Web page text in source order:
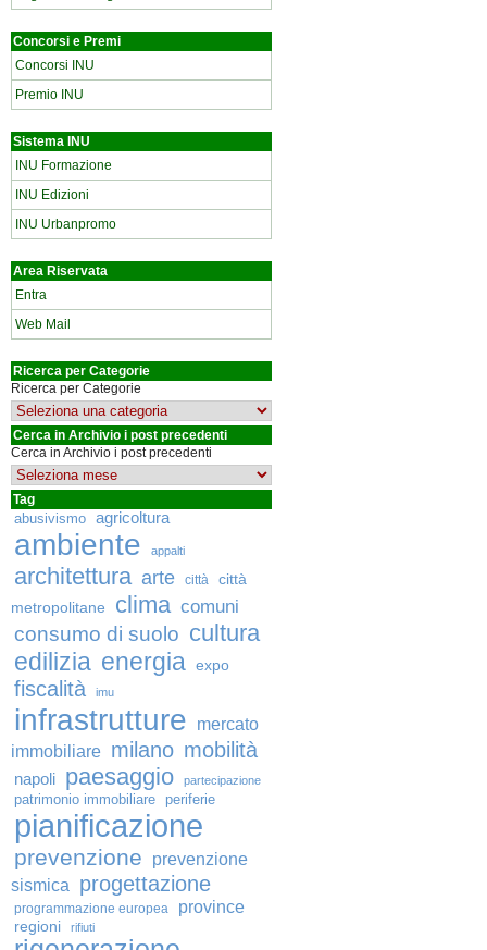
Concorsi e Premi
Concorsi INU
Premio INU
Sistema INU
INU Formazione
INU Edizioni
INU Urbanpromo
Area Riservata
Entra
Web Mail
Ricerca per Categorie
Ricerca per Categorie
Cerca in Archivio i post precedenti
Cerca in Archivio i post precedenti
Tag
abusivismo agricoltura
ambiente appalti
architettura arte città
città
metropolitane
clima comuni
consumo di suolo cultura
edilizia energia expo
fiscalità imu
infrastrutture
mercato
immobiliare milano mobilità
napoli paesaggio partecipazione
patrimonio immobiliare periferie
pianificazione
prevenzione
prevenzione
sismica
progettazione
programmazione europea province
regioni rifiuti